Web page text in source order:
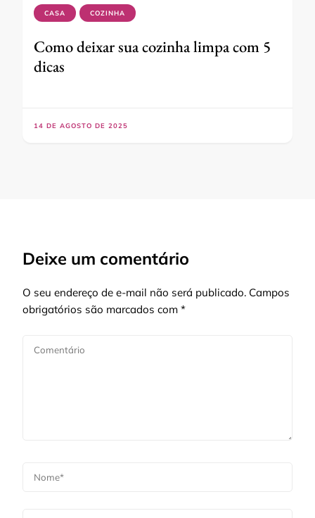
CASA COZINHA
Como deixar sua cozinha limpa com 5
dicas
14 DE AGOSTO DE 2025
Deixe um comentário
O seu endereço de e-mail não será publicado. Campos
obrigatórios são marcados com *